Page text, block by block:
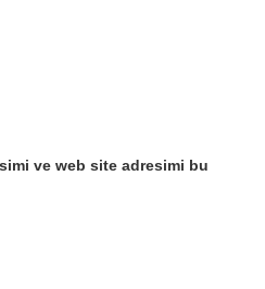
ve web site adresimi bu